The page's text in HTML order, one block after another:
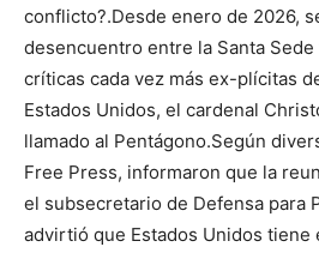
conflicto?.Desde enero de 2026,
desencuentro entre la Santa
críticas cada vez más ex-plícitas
Estados Unidos, el cardenal
llamado al Pentágono.Según
Free Press, informaron que la
el subsecretario de Defensa para
advirtió que Estados Unidos tiene